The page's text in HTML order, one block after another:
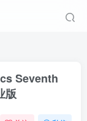
Seventh
版